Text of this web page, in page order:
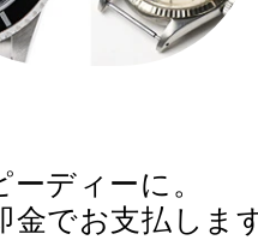
ディーに。
金でお支払します